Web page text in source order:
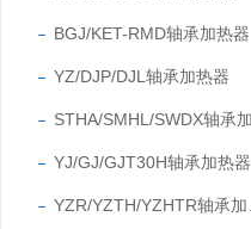
BGJ/KET-RMD轴承加热器
YZ/DJP/DJL轴承加热器
YJ/GJ/GJT30H轴承加热器